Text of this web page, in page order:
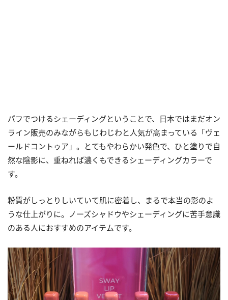
パフでつけるシェーディングということで、日本ではまだオン
ライン販売のみながらもじわじわと人気が高まっている「ヴェ
ールドコントゥア」。とてもやわらかい発色で、ひと塗りで自
然な陰影に、重ねれば濃くもできるシェーディングカラーで
す。
粉質がしっとりしいていて肌に密着し、まるで本当の影のよ
うな仕上がりに。ノーズシャドウやシェーディングに苦手意識
のある人におすすめのアイテムです。